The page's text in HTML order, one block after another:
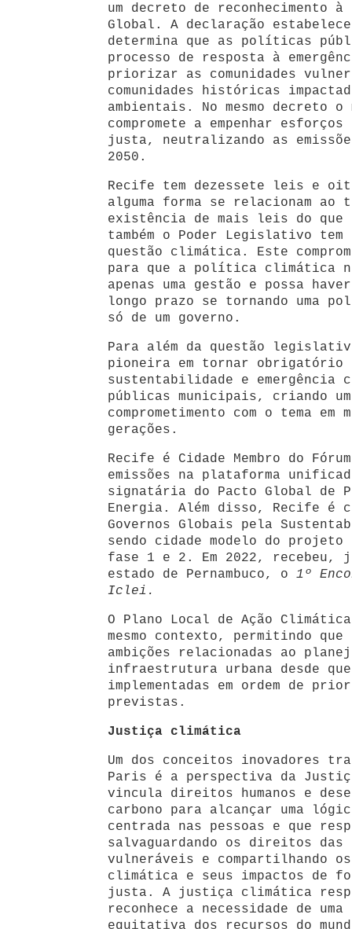
um decreto de reconhecimento à
Global. A declaração
determina que as políticas
processo de resposta à
priorizar as comunidades
comunidades históricas
ambientais. No mesmo decreto
compromete a empenhar
justa, neutralizando as
2050.
Recife tem dezessete leis e
alguma forma se relacionam ao
existência de mais leis do que
também o Poder Legislativo tem
questão climática. Este
para que a política climática
apenas uma gestão e possa
longo prazo se tornando uma
só de um governo.
Para além da questão
pioneira em tornar obrigatório
sustentabilidade e emergência
públicas municipais, criando
comprometimento com o tema em
gerações.
Recife é Cidade Membro do
emissões na plataforma
signatária do Pacto Global de
Energia. Além disso, Recife é
Governos Globais pela
sendo cidade modelo do projeto
fase 1 e 2. Em 2022, recebeu,
estado de Pernambuco, o 1º
Iclei.
O Plano Local de Ação
mesmo contexto, permitindo
ambições relacionadas ao
infraestrutura urbana desde
implementadas em ordem de
previstas.
Justiça climática
Um dos conceitos inovadores
Paris é a perspectiva da
vincula direitos humanos e
carbono para alcançar uma
centrada nas pessoas e que
salvaguardando os direitos das
vulneráveis e compartilhando os
climática e seus impactos de
justa. A justiça climática
reconhece a necessidade de
equitativa dos recursos do